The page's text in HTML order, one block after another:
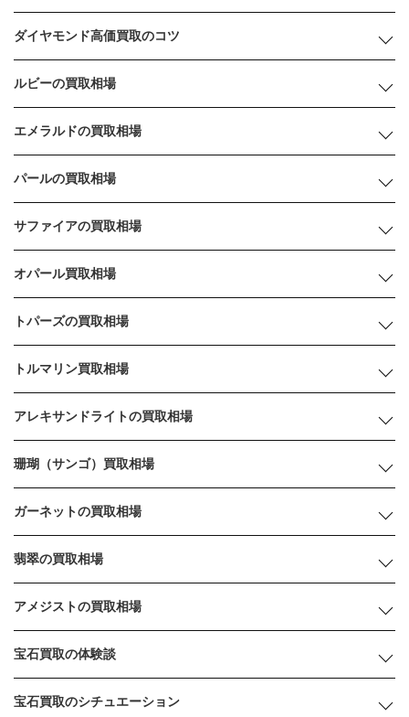
ダイヤモンド高価買取のコツ
ルビーの買取相場
エメラルドの買取相場
パールの買取相場
サファイアの買取相場
オパール買取相場
トパーズの買取相場
トルマリン買取相場
アレキサンドライトの買取相場
珊瑚（サンゴ）買取相場
ガーネットの買取相場
翡翠の買取相場
アメジストの買取相場
宝石買取の体験談
宝石買取のシチュエーション